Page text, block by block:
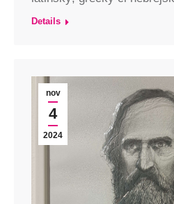
Details
nov
4
2024